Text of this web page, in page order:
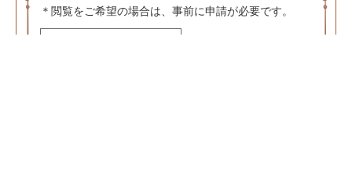
＊閲覧をご希望の場合は、事前に申請が必要です。